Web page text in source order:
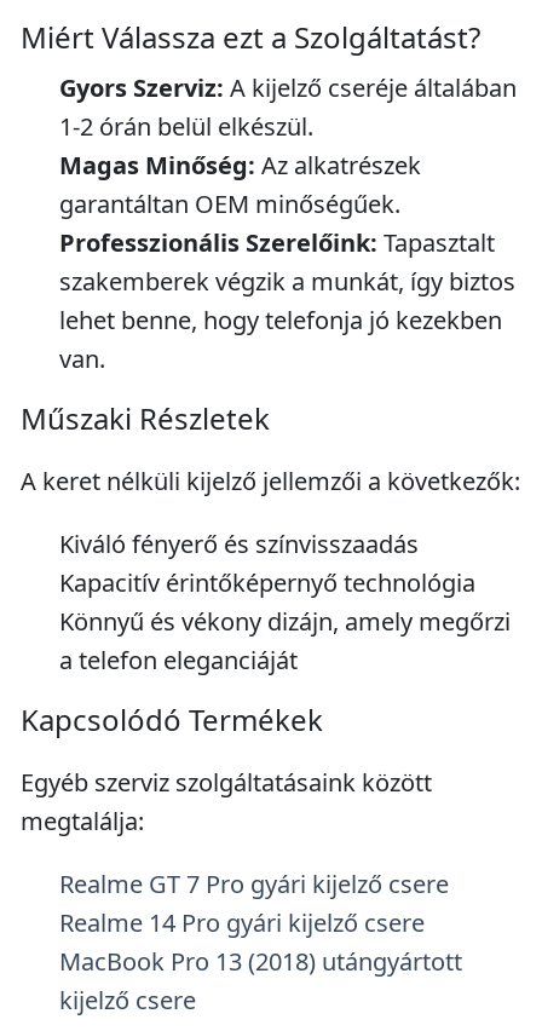
Miért Válassza ezt a Szolgáltatást?
Gyors Szerviz: A kijelző cseréje általában
1-2 órán belül elkészül.
Magas Minőség: Az alkatrészek
garantáltan OEM minőségűek.
Professzionális Szerelőink: Tapasztalt
szakemberek végzik a munkát, így biztos
lehet benne, hogy telefonja jó kezekben
van.
Műszaki Részletek
A keret nélküli kijelző jellemzői a következők:
Kiváló fényerő és színvisszaadás
Kapacitív érintőképernyő technológia
Könnyű és vékony dizájn, amely megőrzi
a telefon eleganciáját
Kapcsolódó Termékek
Egyéb szerviz szolgáltatásaink között
megtalálja:
Realme GT 7 Pro gyári kijelző csere
Realme 14 Pro gyári kijelző csere
MacBook Pro 13 (2018) utángyártott
kijelző csere